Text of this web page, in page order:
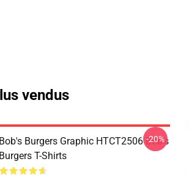
vendus
Bob's Burgers Graphic HTCT2506 Bob's
Burgers T-Shirts
-20%